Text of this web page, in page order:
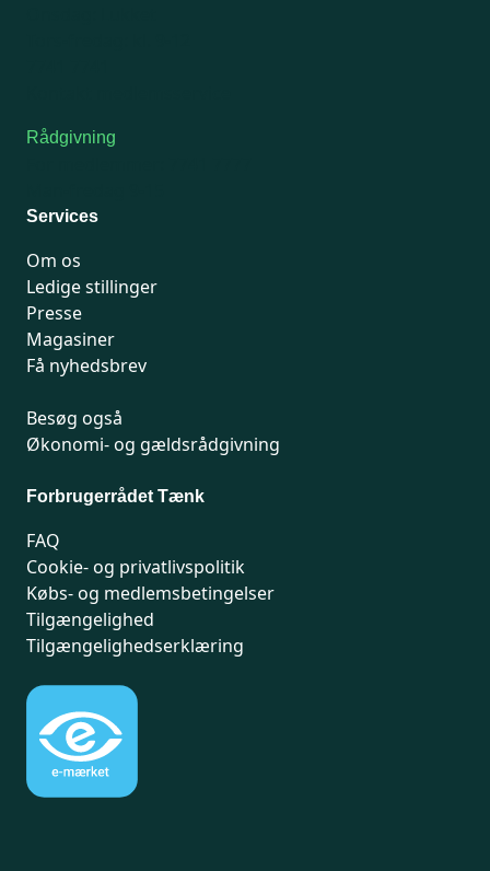
Rådgivning
Services
Om os
Ledige stillinger
Presse
Magasiner
Få nyhedsbrev
Besøg også
Økonomi- og gældsrådgivning
Forbrugerrådet Tænk
FAQ
Cookie- og privatlivspolitik
Købs- og medlemsbetingelser
Tilgængelighed
Tilgængelighedserklæring